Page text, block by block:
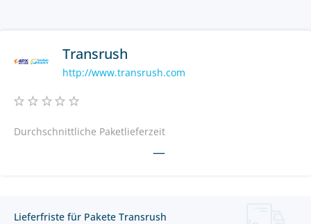
Transrush
http://www.transrush.com
Durchschnittliche Paketlieferzeit
—
Lieferfriste für Pakete Transrush